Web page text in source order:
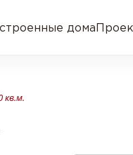
дома
кв.м.